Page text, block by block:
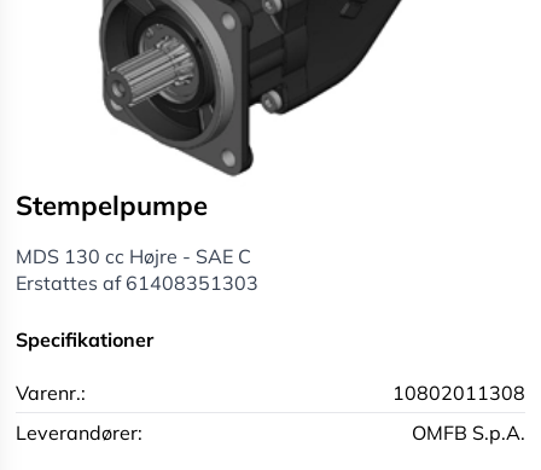
Stempelpumpe
MDS 130 cc Højre - SAE C
Erstattes af 61408351303
Specifikationer
Varenr.:
10802011308
Leverandører:
OMFB S.p.A.